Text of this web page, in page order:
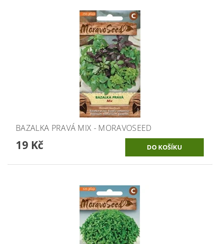
BAZALKA PRAVÁ MIX - MORAVOSEED
19 Kč